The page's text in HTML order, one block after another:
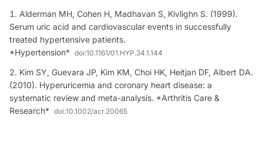
Alderman MH, Cohen H, Madhavan S, Kivlighn S. (1999).
Serum uric acid and cardiovascular events in successfully
treated hypertensive patients.
*Hypertension* doi:10.1161/01.HYP.34.1.144
Kim SY, Guevara JP, Kim KM, Choi HK, Heitjan DF, Albert DA.
(2010). Hyperuricemia and coronary heart disease: a
systematic review and meta-analysis. *Arthritis Care &
Research* doi:10.1002/acr.20065